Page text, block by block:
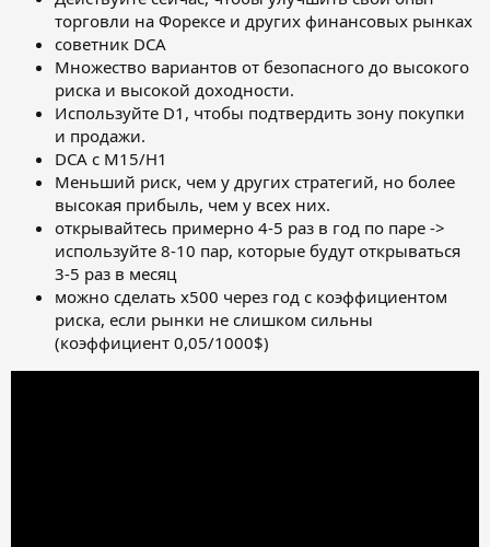
торговли на Форексе и других финансовых рынках
советник DCA
Множество вариантов от безопасного до высокого
риска и высокой доходности.
Используйте D1, чтобы подтвердить зону покупки
и продажи.
DCA с M15/H1
Меньший риск, чем у других стратегий, но более
высокая прибыль, чем у всех них.
открывайтесь примерно 4-5 раз в год по паре ->
используйте 8-10 пар, которые будут открываться
3-5 раз в месяц
можно сделать х500 через год с коэффициентом
риска, если рынки не слишком сильны
(коэффициент 0,05/1000$)